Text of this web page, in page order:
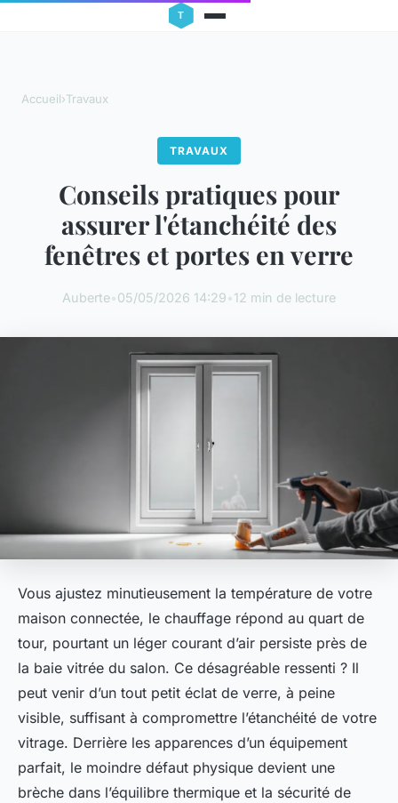
Accueil›Travaux
TRAVAUX
Conseils pratiques pour
assurer l'étanchéité des
fenêtres et portes en verre
Auberte•05/05/2026 14:29•12 min de lecture
Vous ajustez minutieusement la température de votre
maison connectée, le chauffage répond au quart de
tour, pourtant un léger courant d’air persiste près de
la baie vitrée du salon. Ce désagréable ressenti ? Il
peut venir d’un tout petit éclat de verre, à peine
visible, suffisant à compromettre l’étanchéité de votre
vitrage. Derrière les apparences d’un équipement
parfait, le moindre défaut physique devient une
brèche dans l’équilibre thermique et la sécurité de